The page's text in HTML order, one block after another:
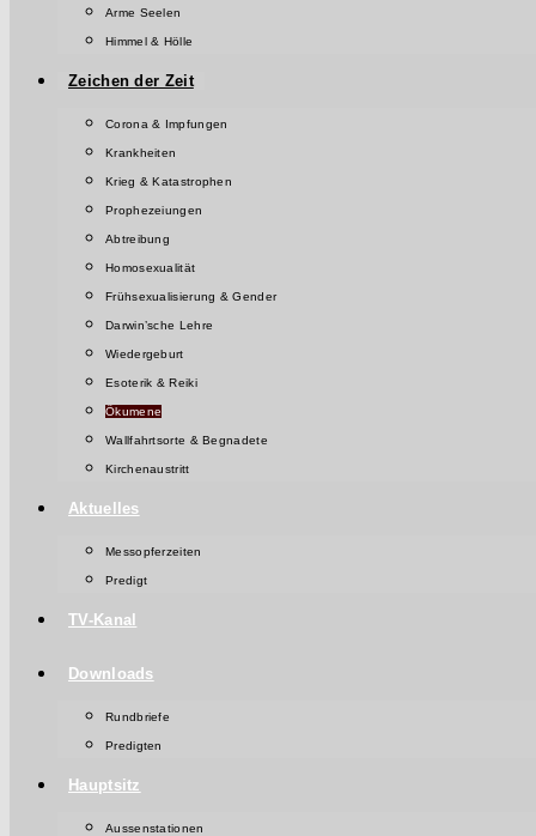
Arme Seelen
Himmel & Hölle
Zeichen der Zeit
Corona & Impfungen
Krankheiten
Krieg & Katastrophen
Prophezeiungen
Abtreibung
Homosexualität
Frühsexualisierung & Gender
Darwin’sche Lehre
Wiedergeburt
Esoterik & Reiki
Ökumene
Wallfahrtsorte & Begnadete
Kirchenaustritt
Aktuelles
Messopferzeiten
Predigt
TV-Kanal
Downloads
Rundbriefe
Predigten
Hauptsitz
Aussenstationen